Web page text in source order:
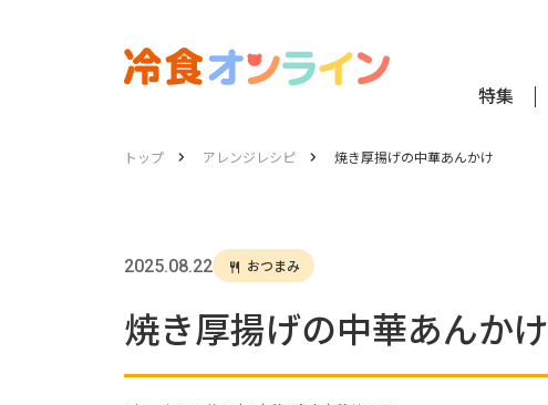
特集
トップ アレンジレシピ 焼き厚揚げの中華あんかけ
2025.08.22 おつまみ
焼き厚揚げの中華あんかけ